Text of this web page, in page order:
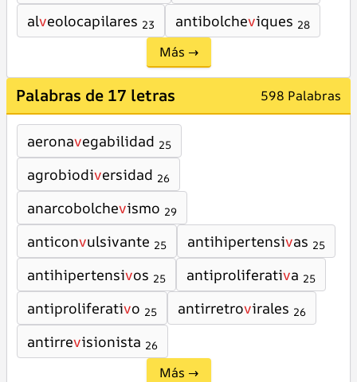
alveolocapilares 23 antibolcheviques 28
Más →
Palabras de 17 letras 598 Palabras
aeronavegabilidad 25
agrobiodiversidad 26
anarcobolchevismo 29
anticonvulsivante 25 antihipertensivas 25
antihipertensivos 25 antiproliferativa 25
antiproliferativo 25 antirretrovirales 26
antirrevisionista 26
Más →